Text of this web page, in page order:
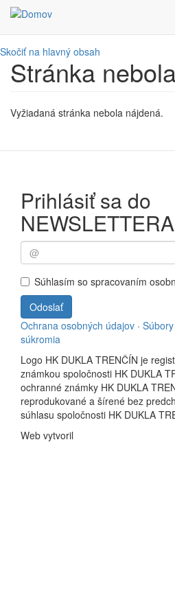
Skočiť na hlavný obsah
Stránka
Vyžiadaná stránka nebola nájdená.
Prihlásiť sa do
NEWSLETTERA
Súhlasím so spracovaním
Odoslať
Ochrana osobných údajov ·
súkromia
Logo HK DUKLA TRENČÍN je
známkou spoločnosti HK DUKLA
ochranné známky HK DUKLA
reprodukované a šírené bez
súhlasu spoločnosti HK DUKLA
Web vytvoril